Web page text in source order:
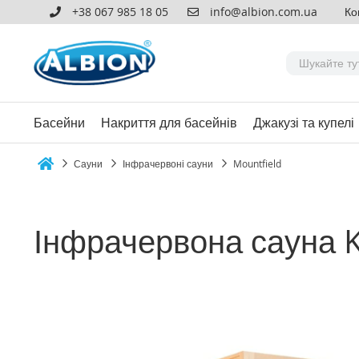
+38 067 985 18 05 info@albion.com.ua
Басейни Накриття для басейнів Джакузі та купелі
Сауни Інфрачервоні сауни Mountfield
Інфрачервона сауна